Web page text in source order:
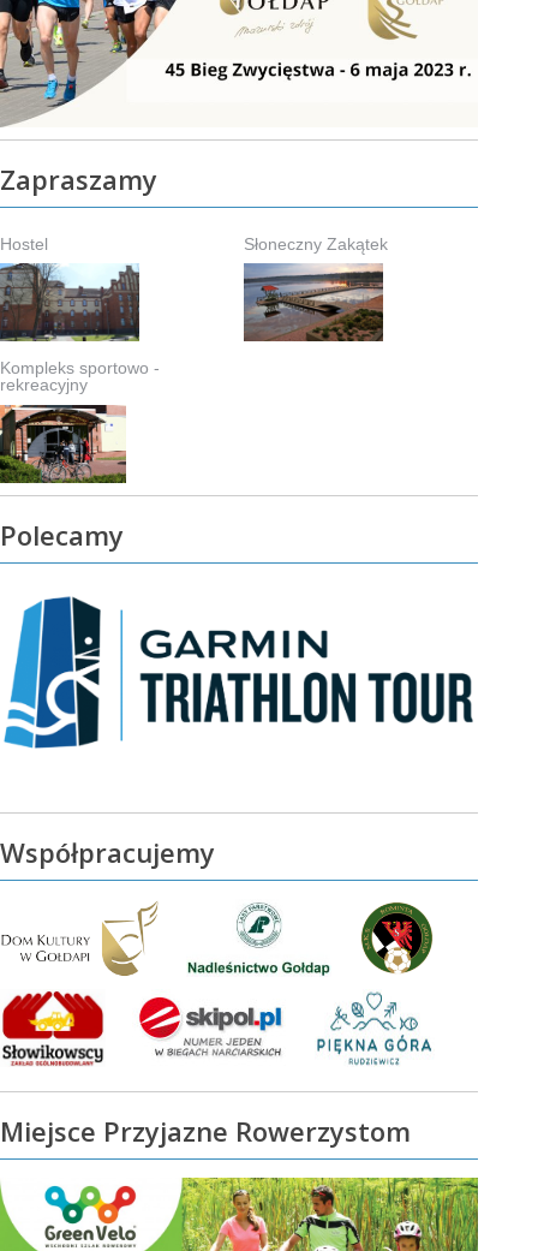
Zapraszamy
Hostel Słoneczny Zakątek
Kompleks sportowo -
rekreacyjny
Polecamy
Współpracujemy
Miejsce Przyjazne Rowerzystom